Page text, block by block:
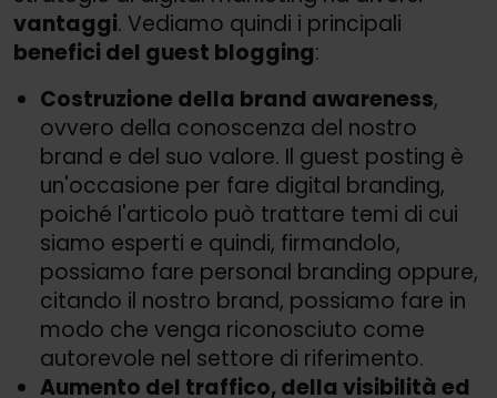
vantaggi. Vediamo quindi i principali
benefici del guest blogging:
Costruzione della brand awareness,
ovvero della conoscenza del nostro
brand e del suo valore. Il guest posting è
un'occasione per fare digital branding,
poiché l'articolo può trattare temi di cui
siamo esperti e quindi, firmandolo,
possiamo fare personal branding oppure,
citando il nostro brand, possiamo fare in
modo che venga riconosciuto come
autorevole nel settore di riferimento.
Aumento del traffico, della visibilità ed